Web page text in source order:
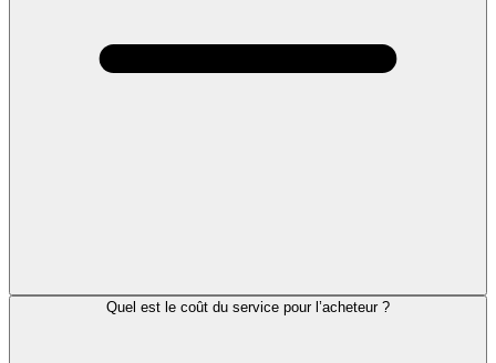
Quel est le coût du service pour l’acheteur ?